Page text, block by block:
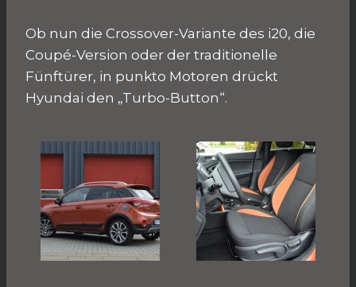
Ob nun die Crossover-Variante des i20, die
Coupé-Version oder der traditionelle
Fünftürer, in punkto Motoren drückt
Hyundai den „Turbo-Button“.